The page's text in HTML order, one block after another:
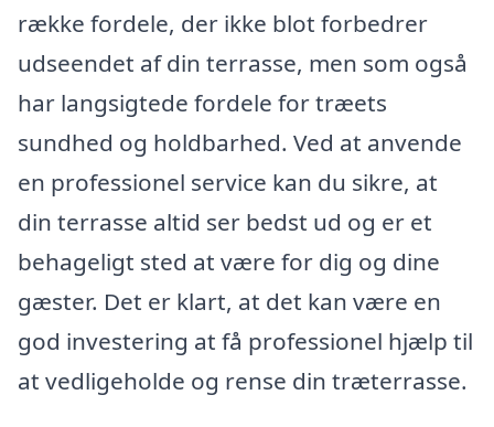
række fordele, der ikke blot forbedrer
udseendet af din terrasse, men som også
har langsigtede fordele for træets
sundhed og holdbarhed. Ved at anvende
en professionel service kan du sikre, at
din terrasse altid ser bedst ud og er et
behageligt sted at være for dig og dine
gæster. Det er klart, at det kan være en
god investering at få professionel hjælp til
at vedligeholde og rense din træterrasse.